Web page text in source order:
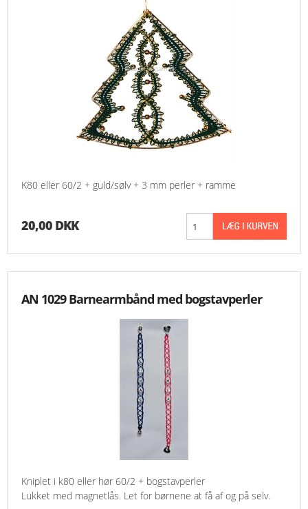
K80 eller 60/2 + guld/sølv + 3 mm perler + ramme
20,00 DKK
AN 1029 Barnearmbånd med bogstavperler
Kniplet i k80 eller hør 60/2 + bogstavperler
Lukket med magnetlås. Let for børnene at få af og på selv.